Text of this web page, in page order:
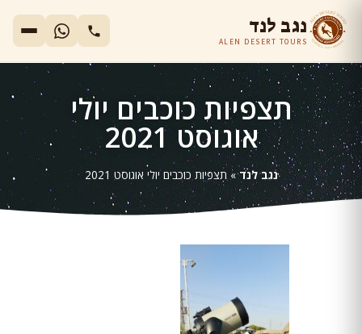
נגב לנד
ALEN DESERT TOURS
תצפיות כוכבים יולי
אוגוסט 2021
נגב לנד»תצפיות כוכבים יולי אוגוסט 2021